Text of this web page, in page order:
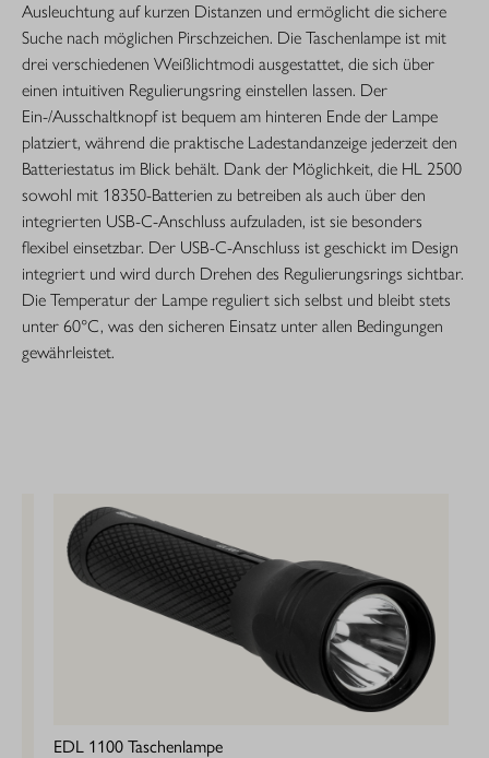
Ausleuchtung auf kurzen Distanzen und ermöglicht die sichere
Suche nach möglichen Pirschzeichen. Die Taschenlampe ist mit
drei verschiedenen Weißlichtmodi ausgestattet, die sich über
einen intuitiven Regulierungsring einstellen lassen. Der
Ein-/Ausschaltknopf ist bequem am hinteren Ende der Lampe
platziert, während die praktische Ladestandanzeige jederzeit den
Batteriestatus im Blick behält. Dank der Möglichkeit, die HL 2500
sowohl mit 18350-Batterien zu betreiben als auch über den
integrierten USB-C-Anschluss aufzuladen, ist sie besonders
flexibel einsetzbar. Der USB-C-Anschluss ist geschickt im Design
integriert und wird durch Drehen des Regulierungsrings sichtbar.
Die Temperatur der Lampe reguliert sich selbst und bleibt stets
unter 60°C, was den sicheren Einsatz unter allen Bedingungen
gewährleistet.
EDL 1100 Taschenlampe